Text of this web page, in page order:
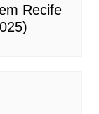
Recife